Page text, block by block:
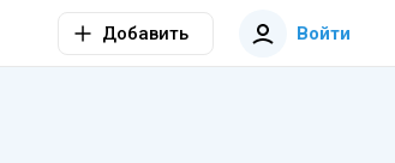
Добавить Войти